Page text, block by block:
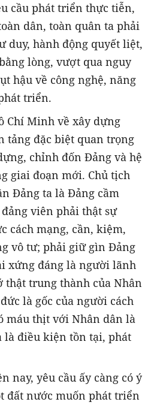
cầu phát triển thực tiễn,
dân, toàn quân ta phải
duy, hành động quyết liệt,
lòng, vượt qua nguy
hậu về công nghệ, năng
triển.
Chí Minh về xây dựng
tảng đặc biệt quan trọng
chỉnh đốn Đảng và hệ
giai đoạn mới. Chủ tịch
Đảng ta là Đảng cầm
viên phải thật sự
cách mạng, cần, kiệm,
vô tư; phải giữ gìn Đảng
xứng đáng là người lãnh
thật trung thành của Nhân
là gốc của người cách
máu thịt với Nhân dân là
là điều kiện tồn tại, phát
nay, yêu cầu ấy càng có ý
đất nước muốn phát triển